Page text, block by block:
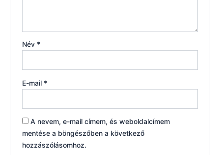
Név *
E-mail *
A nevem, e-mail címem, és weboldalcímem
mentése a böngészőben a következő
hozzászólásomhoz.